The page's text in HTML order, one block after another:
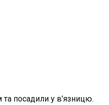
та посадили у в’язницю.